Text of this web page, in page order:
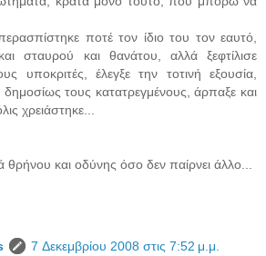
ποτέ τον ίδιο του τον εαυτό,
σταυρού και θανάτου, αλλά ξεφτίλισε
υποκριτές, έλεγξε την τοτινή εξουσία,
τους κατατρεγμένους, άρπαξε και
χρειάστηκε...
θρήνου και οδύνης όσο δεν παίρνει άλλο...
7 Δεκεμβρίου 2008 στις 7:52 μ.μ.